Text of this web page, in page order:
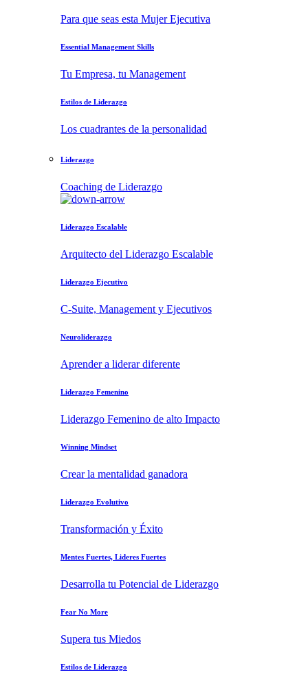
Para que seas esta Mujer Ejecutiva
Essential Management Skills
Tu Empresa, tu Management
Estilos de Liderazgo
Los cuadrantes de la personalidad
Liderazgo
Coaching de Liderazgo
Liderazgo Escalable
Arquitecto del Liderazgo Escalable
Liderazgo Ejecutivo
C-Suite, Management y Ejecutivos
Neuroliderazgo
Aprender a liderar diferente
Liderazgo Femenino
Liderazgo Femenino de alto Impacto
Winning Mindset
Crear la mentalidad ganadora
Liderazgo Evolutivo
Transformación y Éxito
Mentes Fuertes, Lideres Fuertes
Desarrolla tu Potencial de Liderazgo
Fear No More
Supera tus Miedos
Estilos de Liderazgo